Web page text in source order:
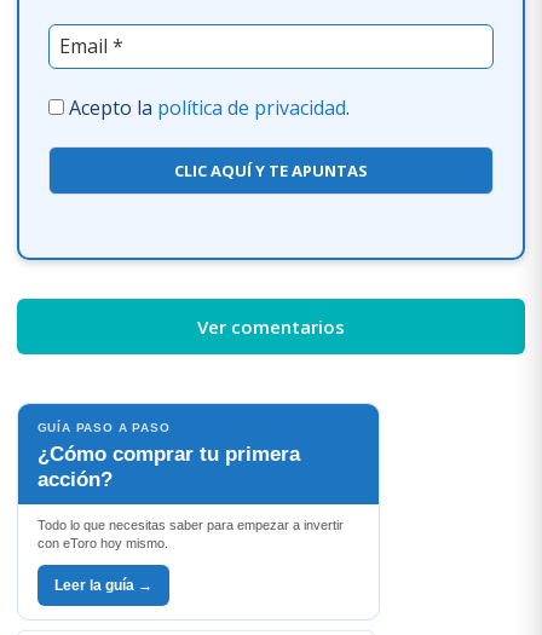
Acepto la política de privacidad.
CLIC AQUÍ Y TE APUNTAS
Ver comentarios
GUÍA PASO A PASO
¿Cómo comprar tu primera
acción?
Todo lo que necesitas saber para empezar a invertir
con eToro hoy mismo.
Leer la guía →